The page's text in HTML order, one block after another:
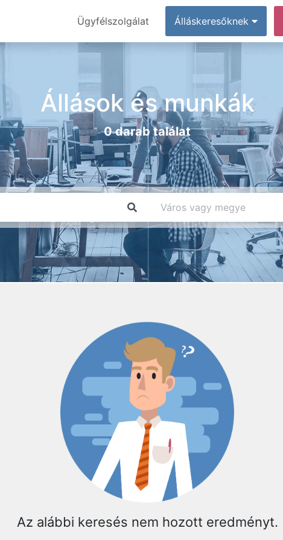
Ügyfélszolgálat Álláskeresőknek
Állások és munkák
0 darab találat
Az alábbi keresés nem hozott eredményt.